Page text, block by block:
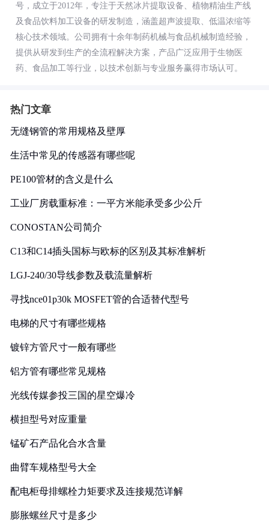
号，成立于2012年，专注于天然冰片提取设备、植物精油生产线
及食品饮料加工设备的研发制造，涵盖超声波提取、低温浓缩等
核心技术领域。公司拥有十余年制药机械与食品机械制造经验，
提供从研发到生产的全流程解决方案，产品广泛应用于生物医
药、食品加工等行业，以技术创新与专业服务赢得市场认可。
热门文章
无缝钢管的常用规格及壁厚
生活中常见的传感器有哪些呢
PE100管材的含义是什么
工业厂房载重标准：一平方米能承受多少公斤
CONOSTAN公司简介
C13和C14插头国标与欧标的区别及其标准解析
LGJ-240/30导线参数及载流量解析
寻找nce01p30k MOSFET管的合适替代型号
电梯的尺寸有哪些规格
镀锌方管尺寸一般有哪些
铝方管有哪些常见规格
光线传媒参投三国的星空爆冷
横担型号对应重量
锰矿石产品化合水含量
曲臂车规格型号大全
配电柜母排螺栓力矩要求及连接规范详解
膨胀螺丝尺寸是多少